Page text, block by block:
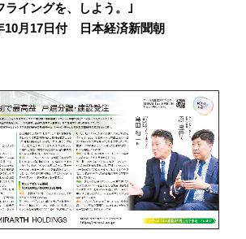
ライングを、しよう。｣
10月17日付 日本経済新聞朝